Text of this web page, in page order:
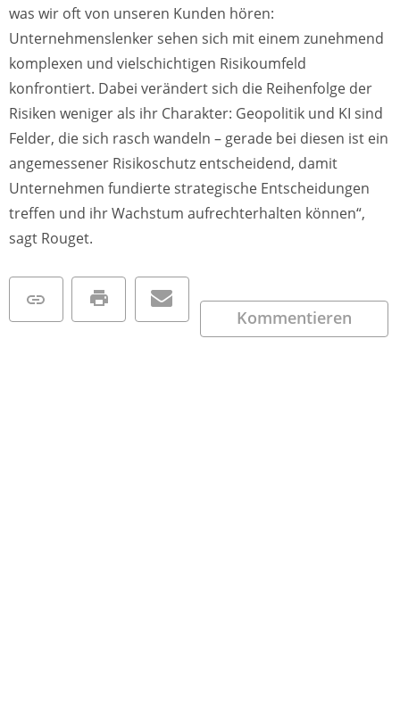
was wir oft von unseren Kunden hören:
Unternehmenslenker sehen sich mit einem zunehmend
komplexen und vielschichtigen Risikoumfeld
konfrontiert. Dabei verändert sich die Reihenfolge der
Risiken weniger als ihr Charakter: Geopolitik und KI sind
Felder, die sich rasch wandeln – gerade bei diesen ist ein
angemessener Risikoschutz entscheidend, damit
Unternehmen fundierte strategische Entscheidungen
treffen und ihr Wachstum aufrechterhalten können“,
sagt Rouget.
Kommentieren